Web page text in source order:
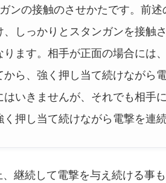
ンの接触のさせかたです。前
しっかりとスタンガンを接触
ます。相手が正面の場合には
ら、強く押し当て続けながら
いきませんが、それでも相手
押し当て続けながら電撃を連続
継続して電撃を与え続ける事